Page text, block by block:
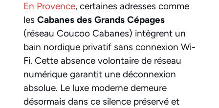
En Provence, certaines adresses comme
les Cabanes des Grands Cépages
(réseau Coucoo Cabanes) intègrent un
bain nordique privatif sans connexion Wi-
Fi. Cette absence volontaire de réseau
numérique garantit une déconnexion
absolue. Le luxe moderne demeure
désormais dans ce silence préservé et